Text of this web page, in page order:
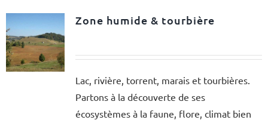
Zone humide & tourbière
Lac, rivière, torrent, marais et tourbières.
Partons à la découverte de ses
écosystèmes à la faune, flore, climat bien